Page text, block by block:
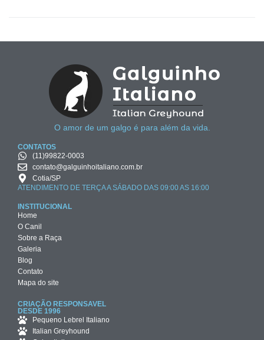
O amor de um galgo é para além da vida.
CONTATOS
(11)99822-0003
contato@galguinhoitaliano.com.br
Cotia/SP
ATENDIMENTO DE TERÇA A SÁBADO DAS 09:00 AS 16:00
INSTITUCIONAL
Home
O Canil
Sobre a Raça
Galeria
Blog
Contato
Mapa do site
CRIAÇÃO RESPONSAVEL
DESDE 1996
Pequeno Lebrel Italiano
Italian Greyhound